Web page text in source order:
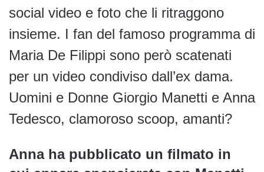
social video e foto che li ritraggono
insieme. I fan del famoso programma di
Maria De Filippi sono però scatenati
per un video condiviso dall’ex dama.
Uomini e Donne Giorgio Manetti e Anna
Tedesco, clamoroso scoop, amanti?
Anna ha pubblicato un filmato in